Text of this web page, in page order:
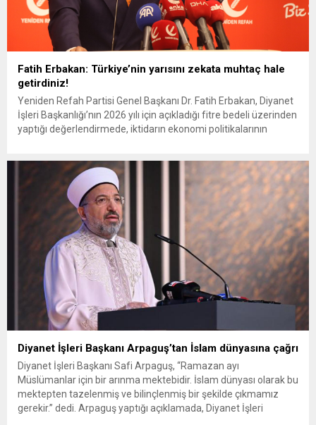
Fatih Erbakan: Türkiye’nin yarısını zekata muhtaç hale
getirdiniz!
Yeniden Refah Partisi Genel Başkanı Dr. Fatih Erbakan, Diyanet
İşleri Başkanlığı’nın 2026 yılı için açıkladığı fitre bedeli üzerinden
yaptığı değerlendirmede, iktidarın ekonomi politikalarının
kıymaya, hurmaya hasret kalacak” Sosyal medya hesapları
üzerinden yaptığı videolu açıklamada Türkiye’nin yarısının
Diyanet İşleri Başkanı Arpaguş’tan İslam dünyasına çağrı
Diyanet İşleri Başkanı Safi Arpaguş, “Ramazan ayı
Müslümanlar için bir arınma mektebidir. İslam dünyası olarak bu
mektepten tazelenmiş ve bilinçlenmiş bir şekilde çıkmamız
gerekir.” dedi. Arpaguş yaptığı açıklamada, Diyanet İşleri